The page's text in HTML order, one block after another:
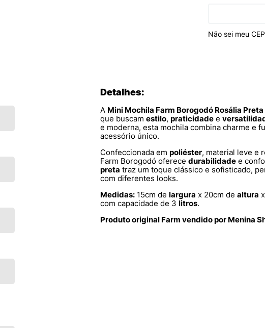
Não sei meu CEP
Detalhes:
A Mini Mochila Farm Borogodó Rosália Preta
que buscam estilo, praticidade e
e moderna, esta mochila combina charme e
acessório único.
Confeccionada em poliéster, material leve e
Farm Borogodó oferece durabilidade e
preta traz um toque clássico e sofisticado,
com diferentes looks.
Medidas: 15cm de largura x 20cm de altura
com capacidade de 3 litros.
Produto original Farm vendido por Menina